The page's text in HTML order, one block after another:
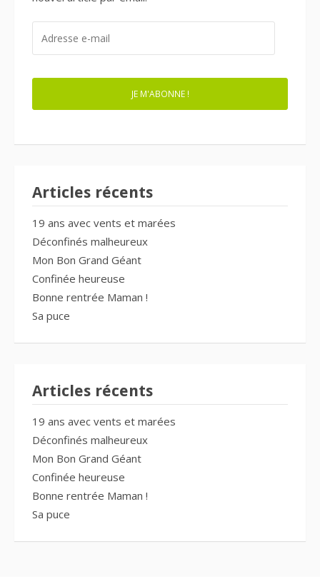
MAIL
JE M'ABONNE !
Articles récents
19 ans avec vents et marées
Déconfinés malheureux
Mon Bon Grand Géant
Confinée heureuse
Bonne rentrée Maman !
Sa puce
Articles récents
19 ans avec vents et marées
Déconfinés malheureux
Mon Bon Grand Géant
Confinée heureuse
Bonne rentrée Maman !
Sa puce